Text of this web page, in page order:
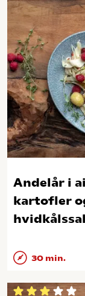
Andelår i
kartofler
30 min.